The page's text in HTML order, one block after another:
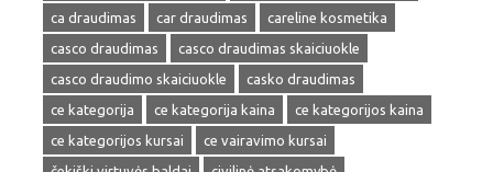
ca draudimas
car draudimas
careline kosmetika
casco draudimas
casco draudimas skaiciuokle
casco draudimo skaiciuokle
casko draudimas
ce kategorija
ce kategorija kaina
ce kategorijos kaina
ce kategorijos kursai
ce vairavimo kursai